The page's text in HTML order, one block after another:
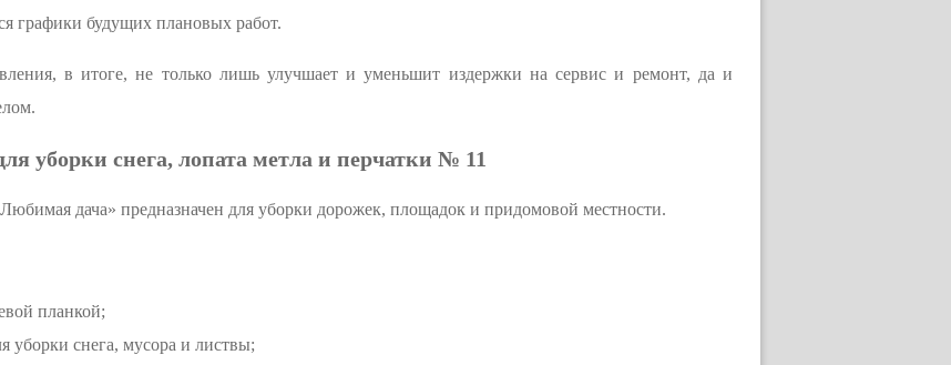
графики будущих плановых работ.
в итоге, не только лишь улучшает и уменьшит издержки на сервис и ремонт, да и
уборки снега, лопата метла и перчатки № 11
дача» предназначен для уборки дорожек, площадок и придомовой местности.
планкой;
уборки снега, мусора и листвы;